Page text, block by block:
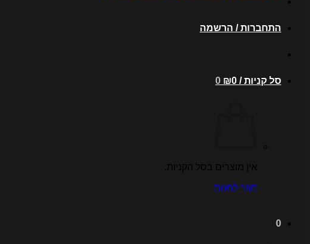
התחברות / הרשמה
סל קניות / ₪0
0
אין מוצרים בסל הקניות.
חזור לחנות
0